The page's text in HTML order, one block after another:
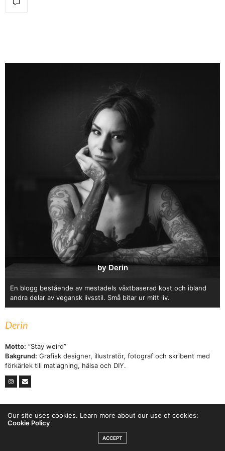
by Derin
En blogg bestående av mestadels växtbaserad kost och ibland
andra delar av vegansk livsstil. Små bitar ur mitt liv.
Derin
Motto: ”Stay weird”
Bakgrund: Grafisk designer, illustratör, fotograf och skribent med
förkärlek till matlagning, hälsa och DIY.
Our site uses cookies. Learn more about our use of cookies:
Cookie Policy
ACCEPT